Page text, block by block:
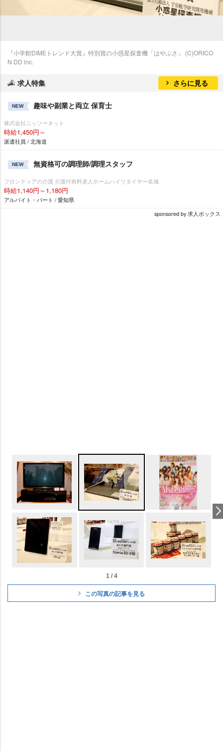
『小学館DIMEトレンド大賞』特別賞の小惑星探査機「はやぶさ」 (C)ORICO
N DD inc.
求人特集 さらに見る
NEW 趣味や副業と両立 保育士
株式会社ニッソーネット
時給1,450円～
派遣社員 / 北海道
NEW 無資格可の調理師/調理スタッフ
フロンティアの介護 介護付有料老人ホームハイリタイヤー名城
時給1,140円～1,180円
アルバイト・パート / 愛知県
sponsored by 求人ボックス
1 / 4
この写真の記事を見る